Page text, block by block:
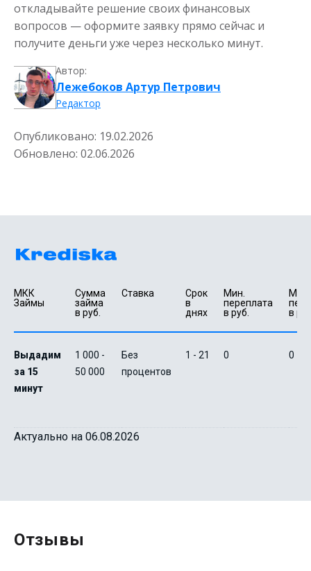
откладывайте решение своих финансовых
вопросов — оформите заявку прямо сейчас и
получите деньги уже через несколько минут.
Автор:
Лежебоков Артур Петрович
Редактор
Опубликовано: 19.02.2026
Обновлено: 02.06.2026
МКК
Займы
Сумма
займа
в руб.
Ставка
Срок
в
днях
Мин.
переплата
в руб.
в
Выдадим
за 15
минут
1 000 -
50 000
Без
процентов
1 - 21 0 0
Актуально на 06.08.2026
Отзывы